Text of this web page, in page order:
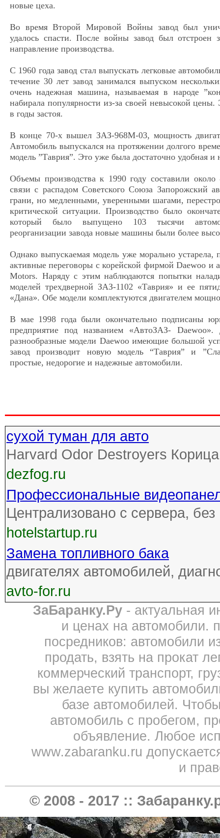
новые цеха.
Во время Второй Мировой Войны завод был
удалось спасти. После войны завод был отстроен
направление производства.
С 1960 года завод стал выпускать легковые
течение 30 лет завод занимался выпуском
очень надежная машина, называемая в народе
набирала популярности из-за своей невысокой
в годы застоя.
В конце 70-х вышел ЗАЗ-968М-03, мощность
Автомобиль выпускался на протяжении долгого
модель ”Таврия”. Это уже была достаточно удобная
Объемы производства к 1990 году составили
связи с распадом Советского Союза Запорожский
грани, но медленными, уверенными шагами,
критической ситуации. Производство было
который было выпущено 103 тысячи
реорганизации завода новые машины были более
Однако выпускаемая модель уже морально устарела,
активные переговоры с корейской фирмой Daewoo и
Motors. Наряду с этим наблюдаются попытки
моделей трехдверной ЗАЗ-1102 «Таврия» и ее
«Дана». Обе модели комплектуются двигателем
В мае 1998 года были окончательно подписаны
предприятие под названием «АвтоЗАЗ-
разнообразные модели Daewoo имеющие большой
завод производит новую модель “Таврия” и
простые, недорогие и надежные автомобили.
сухой туман для авто
Harvard Odor Destroyers
dezfog.ru
Профессиональные
Централизовано с сервера,
hotelstartup.ru
Замена топливного бака
двигателях автомобилей,
avto-for.ru
ЗаБаранку.Ру- актуальная
и ценах на автомобили.
посредников: автомобили
продать, взять на прокат
коммерческий транспорт,
вы желаете купить
базе автомобилей.
автомобиль с пробегом,
объявление. Любое
www.zabaranku.ru
и
© 2008 - 2017 ::